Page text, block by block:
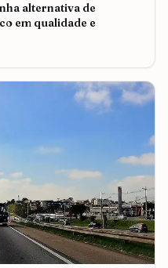
alternativa de
em qualidade e